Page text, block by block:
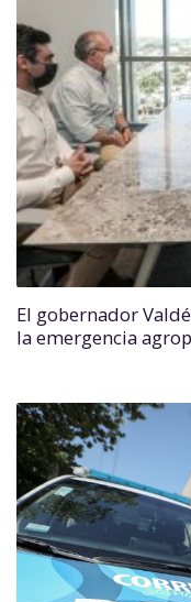
El gobernador
la emergencia